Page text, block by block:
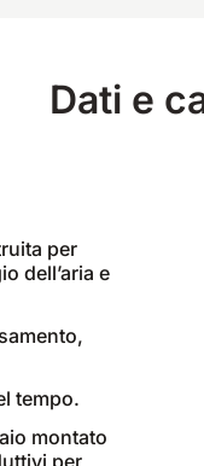
Dati e
per
dell’aria e
tempo.
montato
per